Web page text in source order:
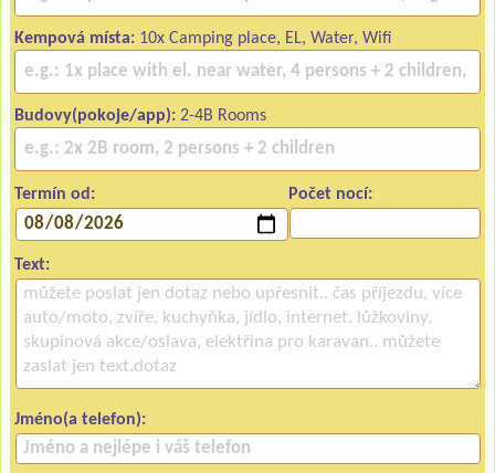
Kempová místa: 10x Camping place, EL, Water, Wifi
Budovy(pokoje/app): 2-4B Rooms
Termín od: Počet nocí:
Text:
Jméno(a telefon):